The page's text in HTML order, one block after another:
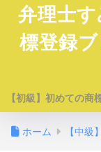
弁理士
標登録
【初級】初めての商
ホーム 【中級